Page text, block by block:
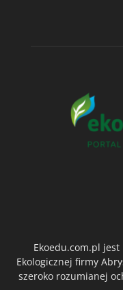
Ekoedu.com.pl jest
Ekologicznej firmy
szeroko rozumianej